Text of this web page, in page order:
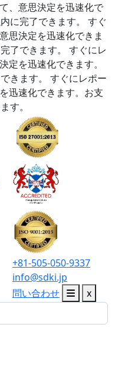
、意思決定を迅速化で
に完了できます。
すぐ
思決定を迅速化できま
了できます。
すぐにレ
定を迅速化できます。
きます。
すぐにレポー
迅速化できます。お支
す。
+81-505-050-9337
info@sdki.jp
問い合わせ
x